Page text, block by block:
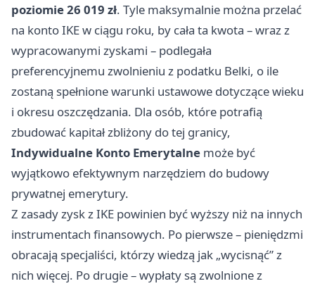
poziomie 26 019 zł. Tyle maksymalnie można przelać
na konto IKE w ciągu roku, by cała ta kwota – wraz z
wypracowanymi zyskami – podlegała
preferencyjnemu zwolnieniu z podatku Belki, o ile
zostaną spełnione warunki ustawowe dotyczące wieku
i okresu oszczędzania. Dla osób, które potrafią
zbudować kapitał zbliżony do tej granicy,
Indywidualne Konto Emerytalne może być
wyjątkowo efektywnym narzędziem do budowy
prywatnej emerytury.
Z zasady zysk z IKE powinien być wyższy niż na innych
instrumentach finansowych. Po pierwsze – pieniędzmi
obracają specjaliści, którzy wiedzą jak „wycisnąć” z
nich więcej. Po drugie – wypłaty są zwolnione z